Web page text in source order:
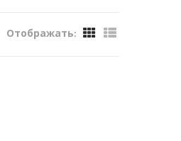
Отображать: